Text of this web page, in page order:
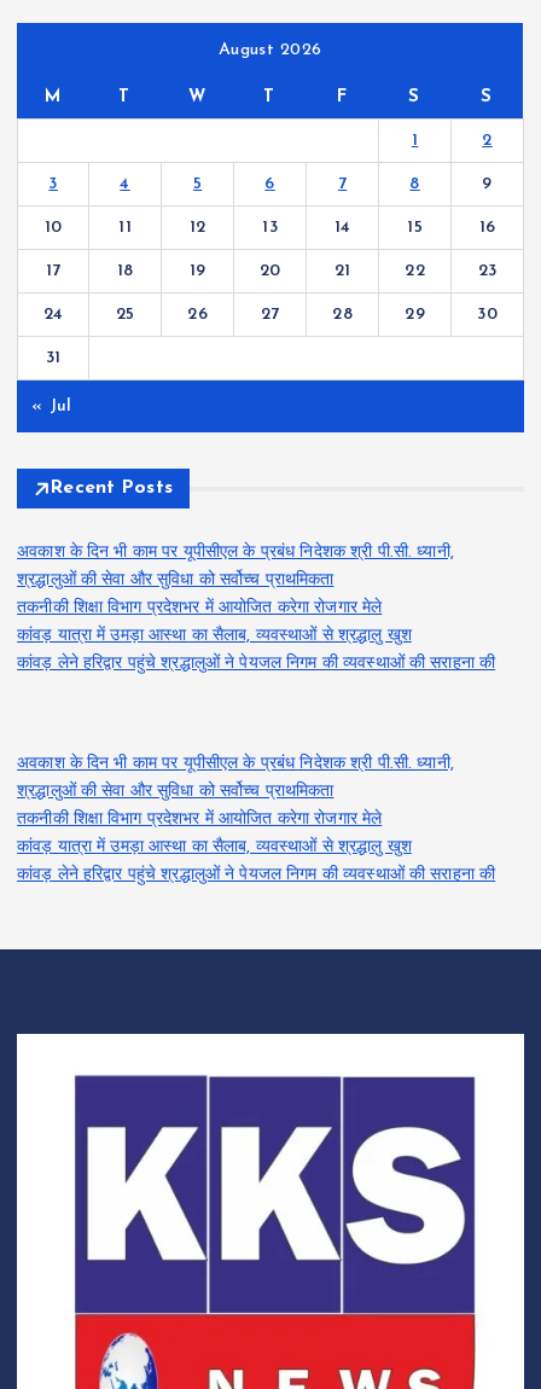
August 2026
M T W T F S S
1 2
3 4 5 6 7 8 9
10 11 12 13 14 15 16
17 18 19 20 21 22 23
24 25 26 27 28 29 30
31
« Jul
Recent Posts
अवकाश के दिन भी काम पर यूपीसीएल के प्रबंध निदेशक श्री पी.सी. ध्यानी,
श्रद्धालुओं की सेवा और सुविधा को सर्वोच्च प्राथमिकता
तकनीकी शिक्षा विभाग प्रदेशभर में आयोजित करेगा रोजगार मेले
कांवड़ यात्रा में उमड़ा आस्था का सैलाब, व्यवस्थाओं से श्रद्धालु खुश
कांवड़ लेने हरिद्वार पहुंचे श्रद्धालुओं ने पेयजल निगम की व्यवस्थाओं की सराहना की
अवकाश के दिन भी काम पर यूपीसीएल के प्रबंध निदेशक श्री पी.सी. ध्यानी,
श्रद्धालुओं की सेवा और सुविधा को सर्वोच्च प्राथमिकता
तकनीकी शिक्षा विभाग प्रदेशभर में आयोजित करेगा रोजगार मेले
कांवड़ यात्रा में उमड़ा आस्था का सैलाब, व्यवस्थाओं से श्रद्धालु खुश
कांवड़ लेने हरिद्वार पहुंचे श्रद्धालुओं ने पेयजल निगम की व्यवस्थाओं की सराहना की